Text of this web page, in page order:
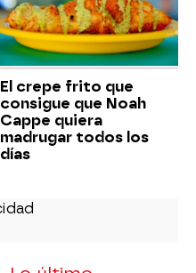
El crepe frito que
consigue que Noah
Cappe quiera
madrugar todos los
días